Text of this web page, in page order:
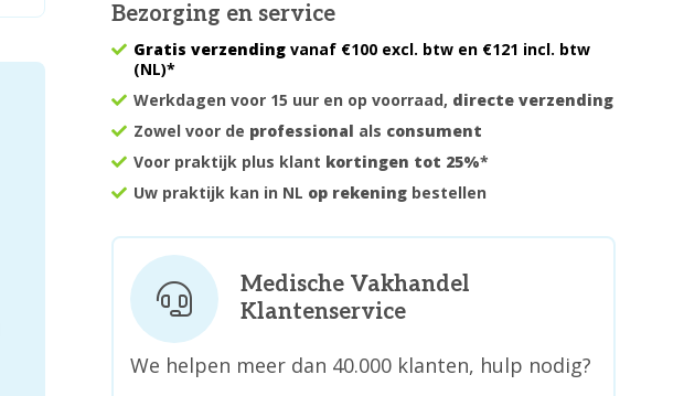
Bezorging en service
Gratis verzending vanaf €100 excl. btw en €121 incl. btw
(NL)*
Werkdagen voor 15 uur en op voorraad, directe verzending
Zowel voor de professional als consument
Voor praktijk plus klant kortingen tot 25%*
Uw praktijk kan in NL op rekening bestellen
Medische Vakhandel
Klantenservice
We helpen meer dan 40.000 klanten, hulp nodig?